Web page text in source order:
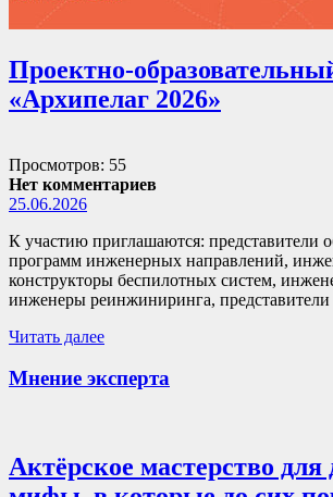
Проектно-
«Архипелаг 2026»
Просмотров: 55
Нет комментариев
25.06.2026
К участию приглашаются: представители
программ инженерных направлений,
конструкторы беспилотных систем,
инженеры реинжиниринга, представители
Читать далее
Мнение эксперта
Актёрское мастерство для